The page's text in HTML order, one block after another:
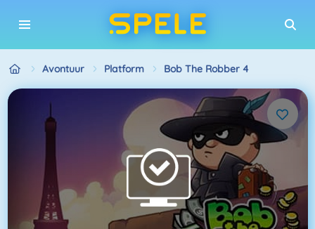
Avontuur Platform Bob The Robber 4